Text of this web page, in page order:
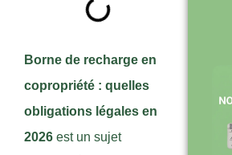
Borne de recharge en
copropriété : quelles
obligations légales en
2026 est un sujet